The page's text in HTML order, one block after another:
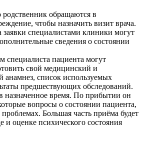
обращаются в
чтобы назначить визит врача.
специалистами клиники могут
сведения о состоянии
специалиста пациента могут
свой медицинский и
анамнез, список используемых
предшествующих обследований.
назначенное время. По прибытии он
вопросы о состоянии пациента,
Большая часть приёма будет
и оценке психического состояния